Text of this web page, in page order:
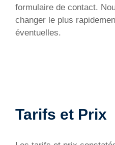
formulaire de contact.
changer le plus
éventuelles.
Tarifs et Prix